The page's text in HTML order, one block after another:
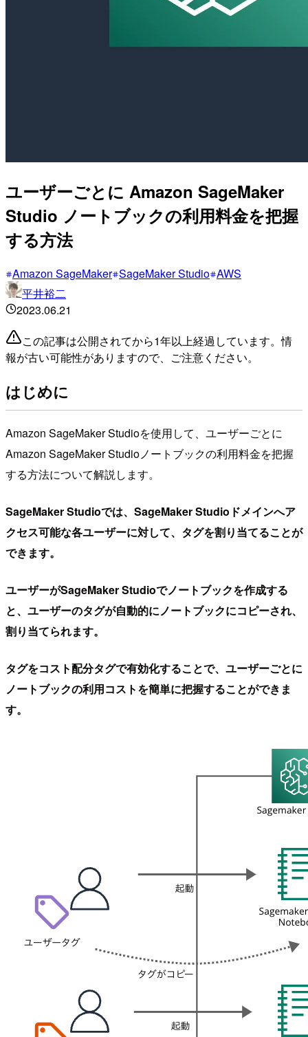
ユーザーごとに Amazon SageMaker
Studio ノートブックの利用料金を把握
する方法
Amazon SageMaker SageMaker Studio AWS
平井裕二
2023.06.21
この記事は公開されてから1年以上経過しています。情
報が古い可能性がありますので、ご注意ください。
はじめに
Amazon SageMaker Studioを使用して、ユーザーごとに
Amazon SageMaker Studioノートブックの利用料金を把握
する方法について解説します。
SageMaker Studioでは、SageMaker Studioドメインへア
クセス可能な各ユーザーに対して、タグを割り当てることが
できます。
ユーザーがSageMaker Studioでノートブックを作成する
と、ユーザーのタグが自動的にノートブックにコピーされ、
割り当てられます。
タグをコスト配分タグで有効化することで、ユーザーごとに
ノートブックの利用コストを簡単に把握することができま
す。